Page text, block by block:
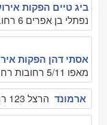
ביג טיים הפקות
נפתלי בן אפרים 6 רחובות , 0547295678
אסתי דהן הפקות
מאפו 5/11 רחובות רחובות , 0523732251
ארמונד הרצל 123 רחובות , 089451040